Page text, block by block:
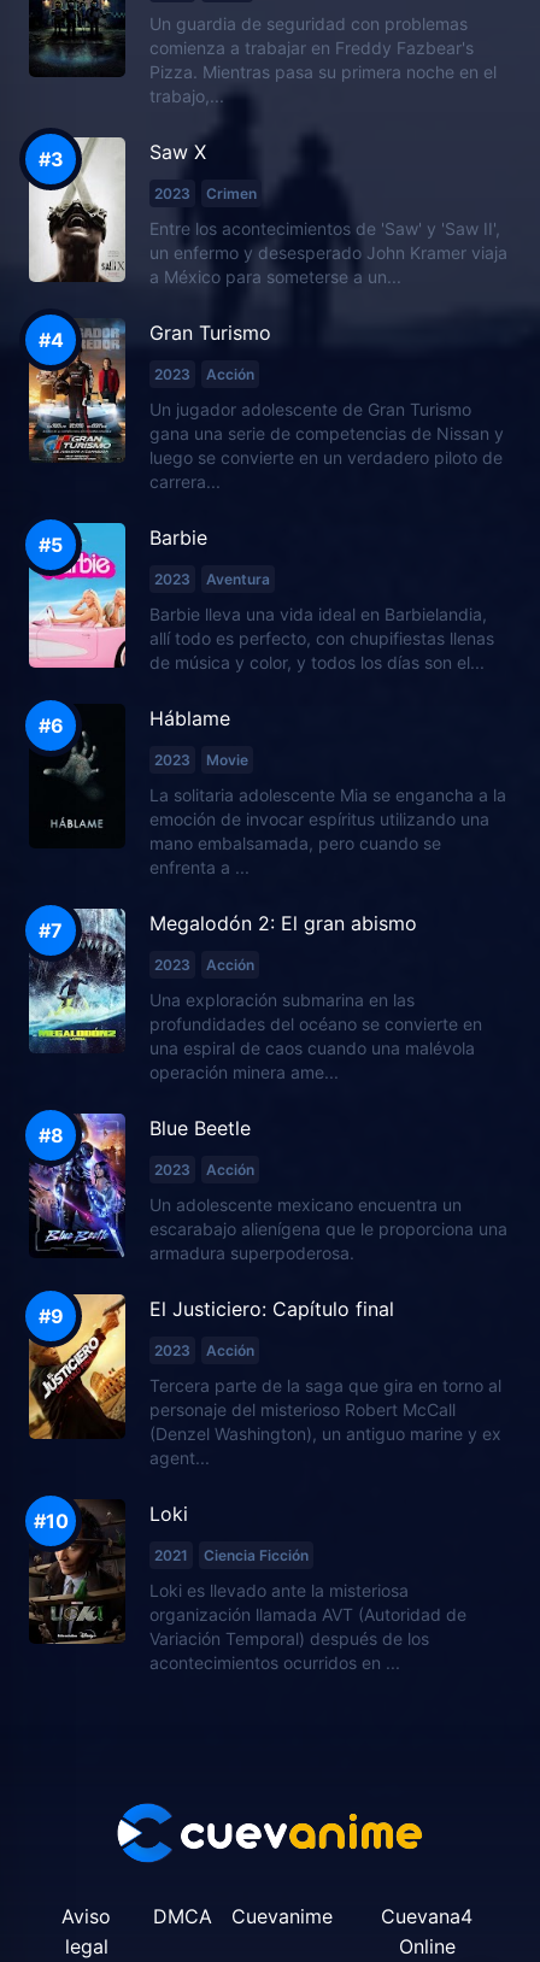
Un guardia de seguridad con problemas
comienza a trabajar en Freddy Fazbear's
Pizza. Mientras pasa su primera noche en el
trabajo,...
Saw X
2023 Crimen
Entre los acontecimientos de 'Saw' y 'Saw II',
un enfermo y desesperado John Kramer viaja
a México para someterse a un...
Gran Turismo
2023 Acción
Un jugador adolescente de Gran Turismo
gana una serie de competencias de Nissan y
luego se convierte en un verdadero piloto de
carrera...
Barbie
2023 Aventura
Barbie lleva una vida ideal en Barbielandia,
allí todo es perfecto, con chupifiestas llenas
de música y color, y todos los días son el...
Háblame
2023 Movie
La solitaria adolescente Mia se engancha a la
emoción de invocar espíritus utilizando una
mano embalsamada, pero cuando se
enfrenta a ...
Megalodón 2: El gran abismo
2023 Acción
Una exploración submarina en las
profundidades del océano se convierte en
una espiral de caos cuando una malévola
operación minera ame...
Blue Beetle
2023 Acción
Un adolescente mexicano encuentra un
escarabajo alienígena que le proporciona una
armadura superpoderosa.
El Justiciero: Capítulo final
2023 Acción
Tercera parte de la saga que gira en torno al
personaje del misterioso Robert McCall
(Denzel Washington), un antiguo marine y ex
agent...
Loki
2021 Ciencia Ficción
Loki es llevado ante la misteriosa
organización llamada AVT (Autoridad de
Variación Temporal) después de los
acontecimientos ocurridos en ...
Aviso
legal
DMCA Cuevanime
Cuevana4
Online